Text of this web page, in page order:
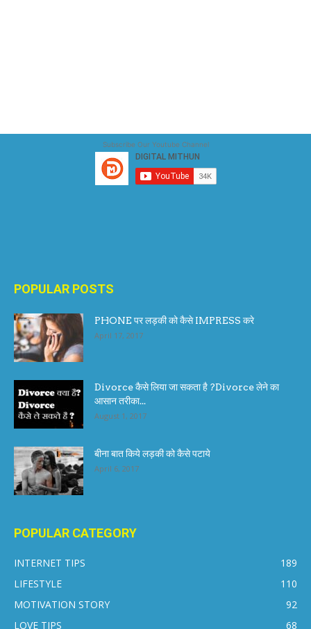
Subscribe Our Youtube Channel
POPULAR POSTS
PHONE पर लड़की को कैसे IMPRESS करे
April 17, 2017
Divorce कैसे लिया जा सकता है ?Divorce लेने का
आसान तरीका...
August 1, 2017
बीना बात किये लड़की को कैसे पटाये
April 6, 2017
POPULAR CATEGORY
INTERNET TIPS
189
LIFESTYLE
110
MOTIVATION STORY
92
LOVE TIPS
68